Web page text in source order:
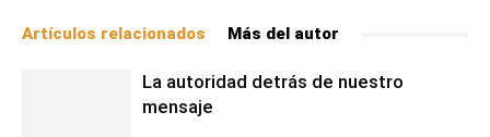
Artículos relacionados Más del autor
La autoridad detrás de nuestro
mensaje